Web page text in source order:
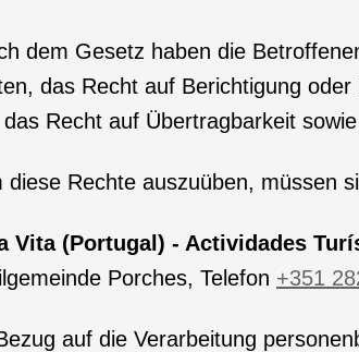
dem Gesetz haben die
das Recht auf Berichtigung
Recht auf Übertragbarkeit
diese Rechte auszuüben, müssen
Vita (Portugal) - Actividades
Porches, Telefon +351
auf die Verarbeitung